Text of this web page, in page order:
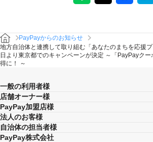
PayPayからのお知らせ
地方自治体と連携して取り組む「あなたのまちを応援
日より東京都でのキャンペーンが決定 ～「PayPayク
得に！ ～
一般の利用者様
店舗オーナー様
PayPay加盟店様
法人のお客様
自治体の担当者様
PayPay株式会社